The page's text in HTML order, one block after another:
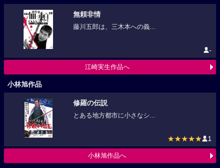
無頼非情
藤川五郎は、三木本への義...
-
江崎実生作品へ
小林旭作品
修羅の伝説
とある地方都市に小さなシ...
★★★★★ 1
小林旭作品へ